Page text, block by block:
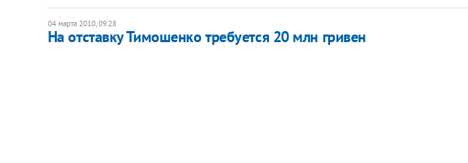
04 марта 2010, 09:28
На отставку Тимошенко требуется 20 млн гривен